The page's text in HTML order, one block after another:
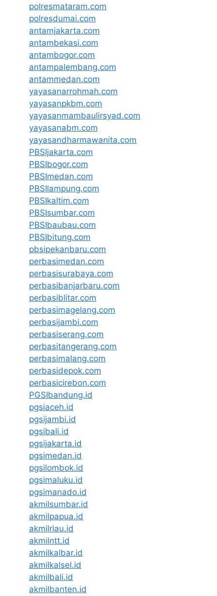
polresmataram.com
polresdumai.com
antamjakarta.com
antambekasi.com
antambogor.com
antampalembang.com
antammedan.com
yayasanarrohmah.com
yayasanpkbm.com
yayasanmambaulirsyad.com
yayasanabm.com
yayasandharmawanita.com
PBSIjakarta.com
PBSIbogor.com
PBSImedan.com
PBSIlampung.com
PBSIkaltim.com
PBSIsumbar.com
PBSIbaubau.com
PBSIbitung.com
pbsipekanbaru.com
perbasimedan.com
perbasisurabaya.com
perbasibanjarbaru.com
perbasiblitar.com
perbasimagelang.com
perbasijambi.com
perbasiserang.com
perbasitangerang.com
perbasimalang.com
perbasidepok.com
perbasicirebon.com
PGSIbandung.id
pgsiaceh.id
pgsijambi.id
pgsibali.id
pgsijakarta.id
pgsimedan.id
pgsilombok.id
pgsimaluku.id
pgsimanado.id
akmilsumbar.id
akmilpapua.id
akmilriau.id
akmilntt.id
akmilkalbar.id
akmilkalsel.id
akmilbali.id
akmilbanten.id